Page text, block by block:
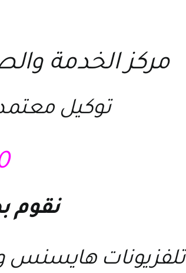
مركز الخدمة
توكيل
نقوم ب
هايسنس